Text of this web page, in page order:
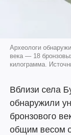
Археологи
века — 18
килограмма.
Вблизи села
обнаружили
бронзового
общим весом